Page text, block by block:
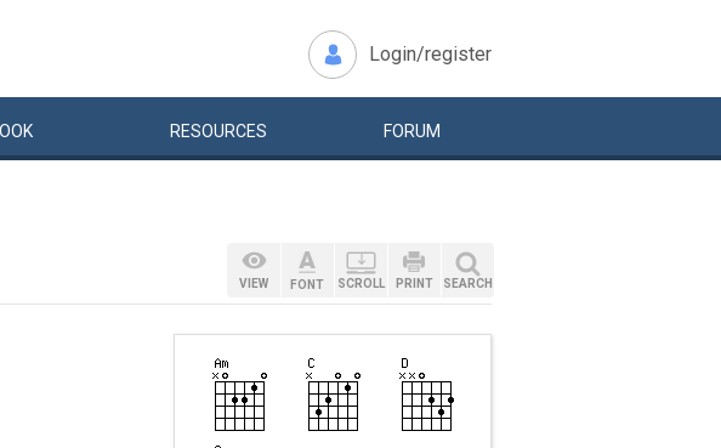
Login/register
RESOURCES FORUM
VIEW FONT SCROLL PRINT SEARCH